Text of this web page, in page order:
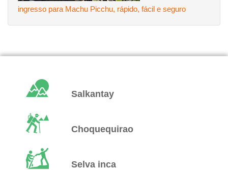
ingresso para Machu Picchu, rápido, fácil e seguro
Salkantay
Choquequirao
Selva inca